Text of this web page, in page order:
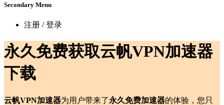
Secondary Menu
注册 / 登录
永久免费获取云帆VPN加速器
下载
云帆VPN加速器为用户带来了永久免费加速器的体验，您只